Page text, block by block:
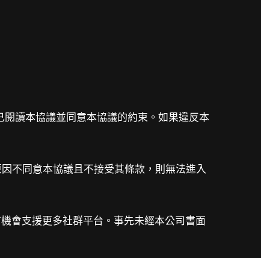
讀本協議並同意本協議的約束。如果違反本
不同意本協議且不接受其條款，則無法進入
會支援更多社群平台。事先未經本公司書面